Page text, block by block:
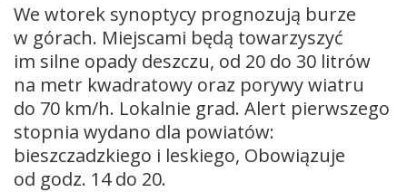
We wtorek synoptycy prognozują burze
w górach. Miejscami będą towarzyszyć
im silne opady deszczu, od 20 do 30 litrów
na metr kwadratowy oraz porywy wiatru
do 70 km/h. Lokalnie grad. Alert pierwszego
stopnia wydano dla powiatów:
bieszczadzkiego i leskiego, Obowiązuje
od godz. 14 do 20.